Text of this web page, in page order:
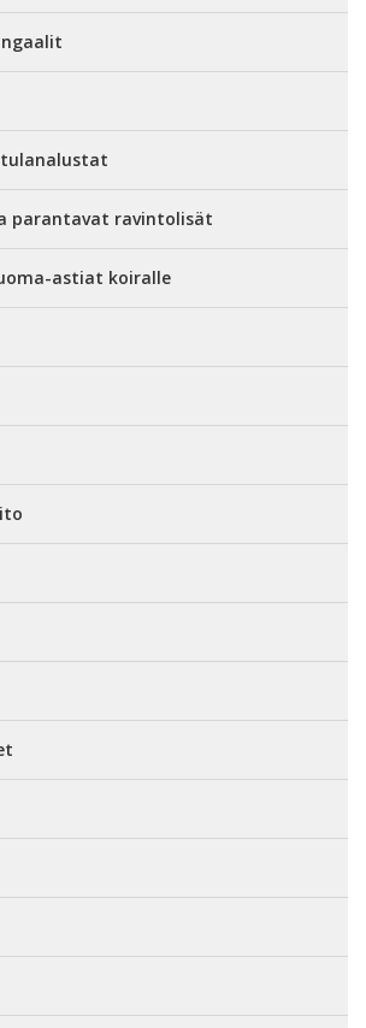
parantavat ravintolisät
astiat koiralle